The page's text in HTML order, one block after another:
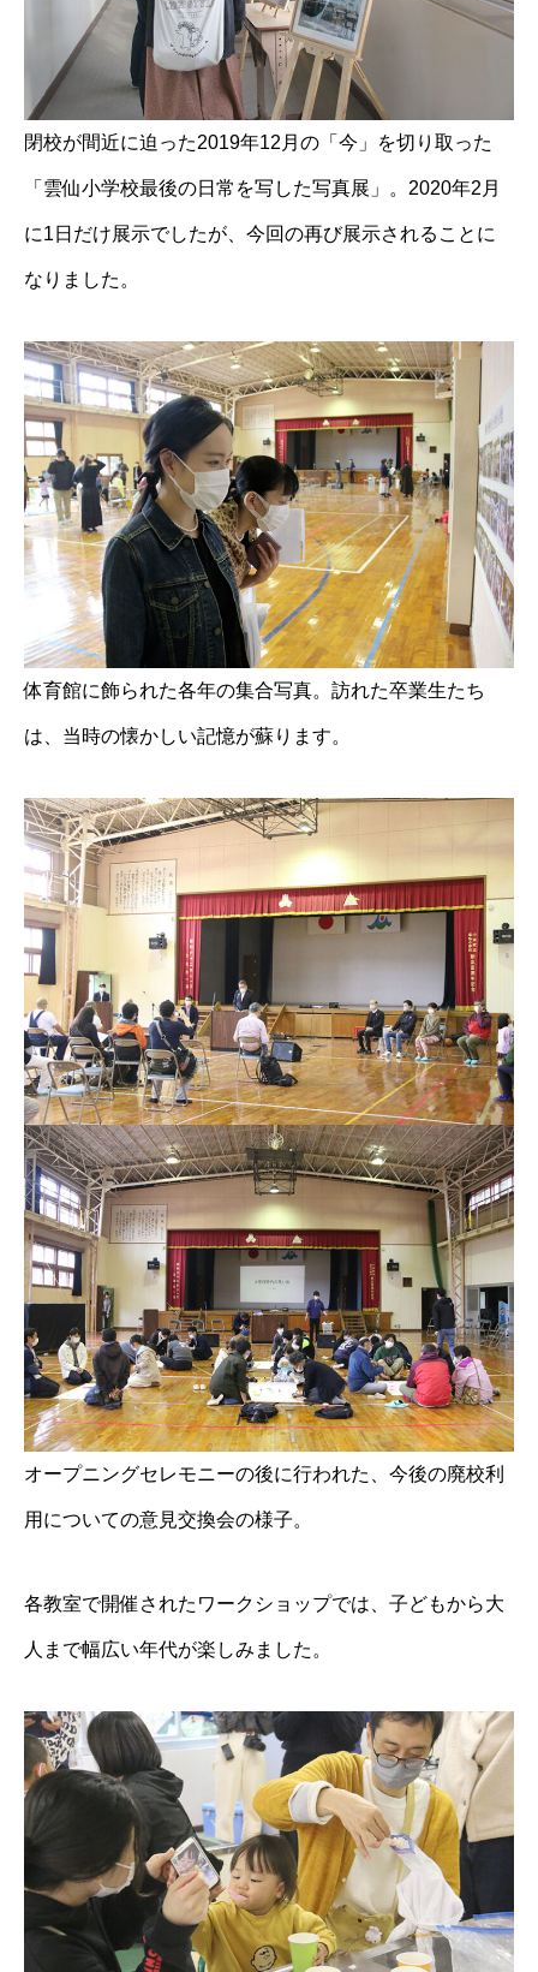
閉校が間近に迫った2019年12月の「今」を切り取った
「雲仙小学校最後の日常を写した写真展」。2020年2月
に1日だけ展示でしたが、今回の再び展示されることに
なりました。
体育館に飾られた各年の集合写真。訪れた卒業生たち
は、当時の懐かしい記憶が蘇ります。
オープニングセレモニーの後に行われた、今後の廃校利
用についての意見交換会の様子。
各教室で開催されたワークショップでは、子どもから大
人まで幅広い年代が楽しみました。